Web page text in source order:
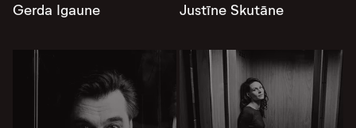
Gerda Igaune Justīne Skutāne